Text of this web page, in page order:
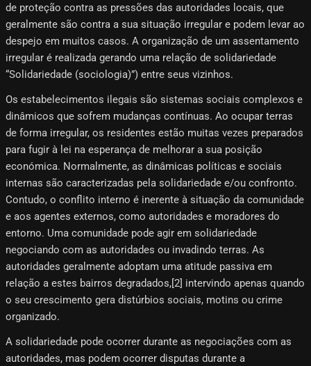
de proteção contra as pressões das autoridades locais, que
geralmente são contra a sua situação irregular e podem levar ao
despejo em muitos casos. A organização de um assentamento
irregular é realizada gerando uma relação de solidariedade
“Solidariedade (sociologia)”) entre seus vizinhos.
Os estabelecimentos ilegais são sistemas sociais complexos e
dinâmicos que sofrem mudanças contínuas. Ao ocupar terras
de forma irregular, os residentes estão muitas vezes preparados
para fugir à lei na esperança de melhorar a sua posição
económica. Normalmente, as dinâmicas políticas e sociais
internas são caracterizadas pela solidariedade e/ou confronto.
Contudo, o conflito interno é inerente à situação da comunidade
e aos agentes externos, como autoridades e moradores do
entorno. Uma comunidade pode agir em solidariedade
negociando com as autoridades ou invadindo terras. As
autoridades geralmente adoptam uma atitude passiva em
relação a estes bairros degradados,[2] intervindo apenas quando
o seu crescimento gera distúrbios sociais, motins ou crime
organizado.
A solidariedade pode ocorrer durante as negociações com as
autoridades, mas podem ocorrer disputas durante a